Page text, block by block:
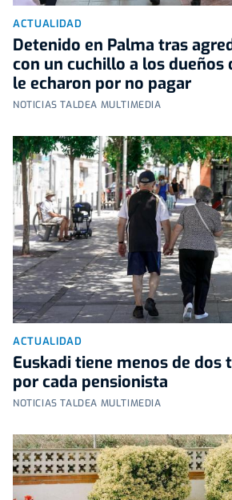
ACTUALIDAD
Detenido en Palma tras
con un cuchillo a los dueños
le echaron por no pagar
NOTICIAS TALDEA MULTIMEDIA
ACTUALIDAD
Euskadi tiene menos de dos
por cada pensionista
NOTICIAS TALDEA MULTIMEDIA